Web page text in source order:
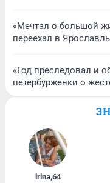
«Мечтал о большой
переехал в
«Год преследовал и
петербурженки о
irina,64